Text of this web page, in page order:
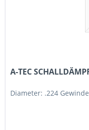
A-TEC
Diameter: .224